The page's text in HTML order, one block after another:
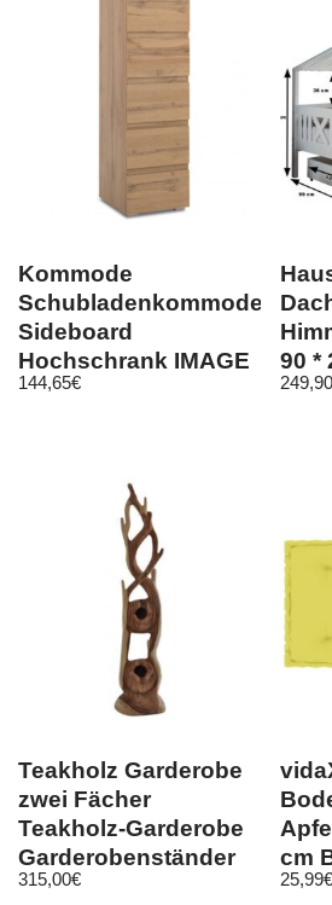
Kommode
Schubladenkommode
Sideboard
Hochschrank IMAGE
6 Honig Eiche Nb. ca.
144,65€
90 *
Teakholz Garderobe
zwei Fächer
Teakholz-Garderobe
Garderobenständer
Teak
315,00€
cm
25,99€